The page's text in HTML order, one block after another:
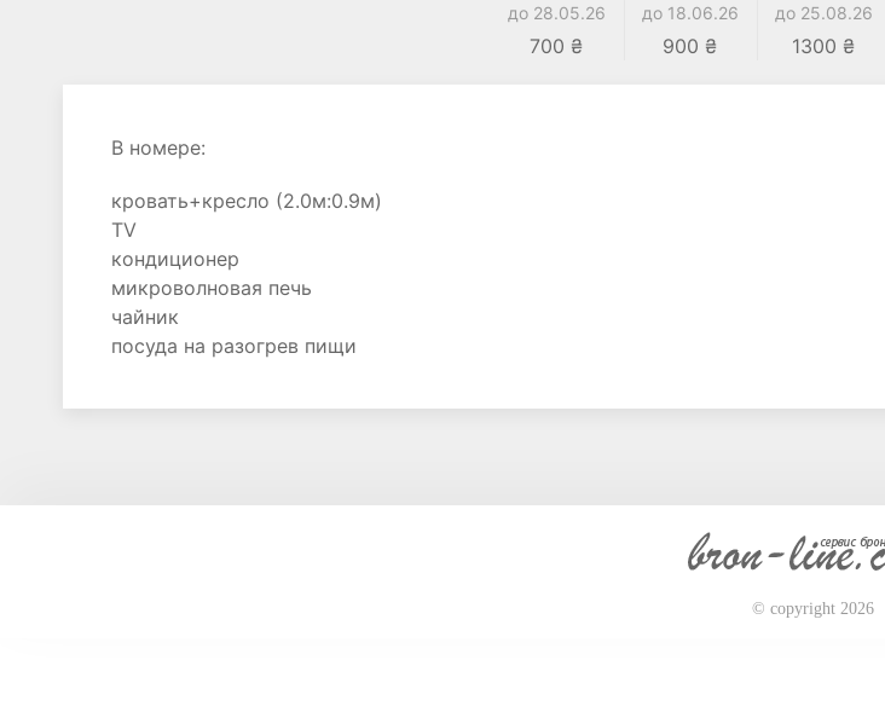
до 28.05.26
700 ₴
до 18.06.26
900 ₴
до 25.08.26
1300 ₴
В номере:
кровать+кресло (2.0м:0.9м)
TV
кондиционер
микроволновая печь
чайник
посуда на разогрев пищи
© copyright 2026